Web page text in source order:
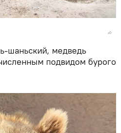
шаньский, медведь
подвидом бурого